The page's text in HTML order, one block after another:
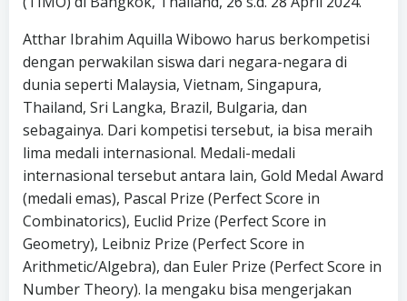
Atthar Ibrahim Aquilla Wibowo harus berkompetisi
dengan perwakilan siswa dari negara-negara di
dunia seperti Malaysia, Vietnam, Singapura,
Thailand, Sri Langka, Brazil, Bulgaria, dan
sebagainya. Dari kompetisi tersebut, ia bisa meraih
lima medali internasional. Medali-medali
internasional tersebut antara lain, Gold Medal Award
(medali emas), Pascal Prize (Perfect Score in
Combinatorics), ⁠Euclid Prize (Perfect Score in
Geometry), Leibniz Prize (Perfect Score in
Arithmetic/Algebra), dan ⁠Euler Prize (Perfect Score in
Number Theory). Ia mengaku bisa mengerjakan